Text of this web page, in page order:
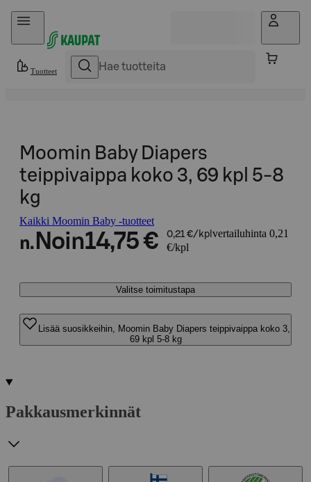
Hyppää sisältöön
Tuotteet
Moomin Baby Diapers
teippivaippa koko 3, 69 kpl 5-8
kg
Kaikki Moomin Baby -tuotteet
n. Noin14,75 € 0,21 €/kpl vertailuhinta 0,21
€/kpl
Valitse toimitustapa
Lisää suosikkeihin, Moomin Baby Diapers teippivaippa koko 3,
69 kpl 5-8 kg
Pakkausmerkinnät